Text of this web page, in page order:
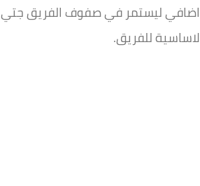
اضافي ليستمر في صفوف الفريق جتي